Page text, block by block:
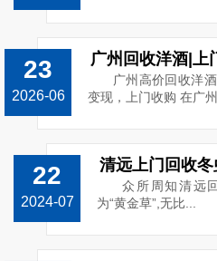
23
2026-06
广州高价回收洋
变现，上门收购 在广
22
2024-07
清远上门回收冬
众所周知清远
为“黄金草”,无比...